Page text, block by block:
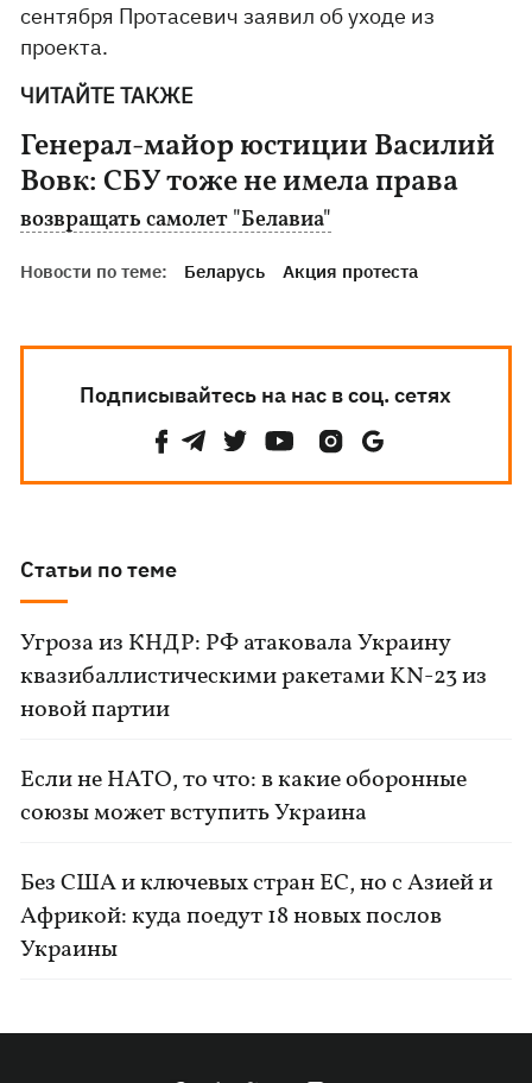
сентября Протасевич заявил об уходе из
проекта.
ЧИТАЙТЕ ТАКЖЕ
Генерал-майор юстиции Василий
Вовк: СБУ тоже не имела права
возвращать самолет "Белавиа"
Новости по теме: Беларусь Акция протеста
Подписывайтесь на нас в соц. сетях
Статьи по теме
Угроза из КНДР: РФ атаковала Украину
квазибаллистическими ракетами KN-23 из
новой партии
Если не НАТО, то что: в какие оборонные
союзы может вступить Украина
Без США и ключевых стран ЕС, но с Азией и
Африкой: куда поедут 18 новых послов
Украины